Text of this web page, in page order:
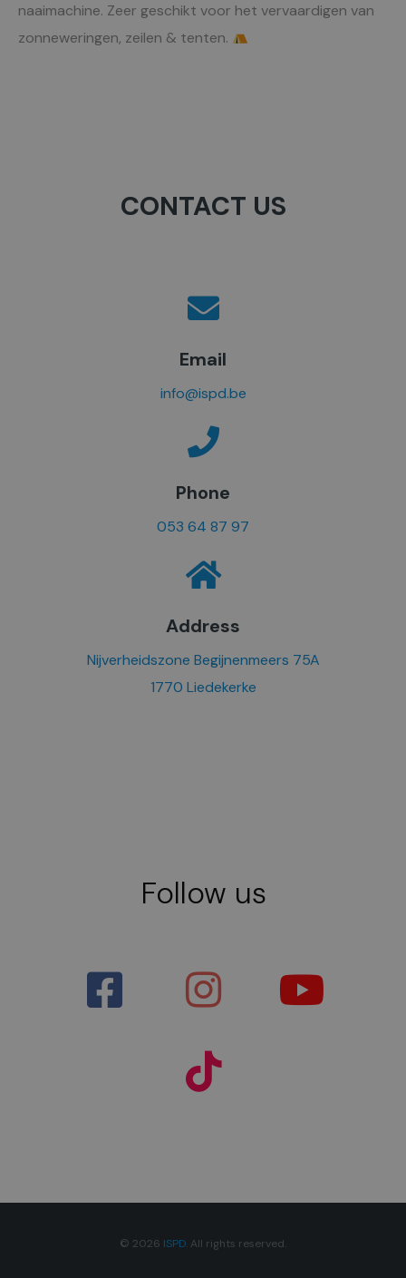
naaimachine. Zeer geschikt voor het vervaardigen van
zonneweringen, zeilen & tenten.
CONTACT US
Email
info@ispd.be
Phone
053 64 87 97
Address
Nijverheidszone Begijnenmeers 75A
1770 Liedekerke
Follow us
© 2026 ISPD . All rights reserved.